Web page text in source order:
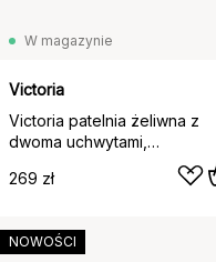
W magazynie
Victoria
Victoria patelnia żeliwna z
dwoma uchwytami,
269 zł
NOWOŚCI